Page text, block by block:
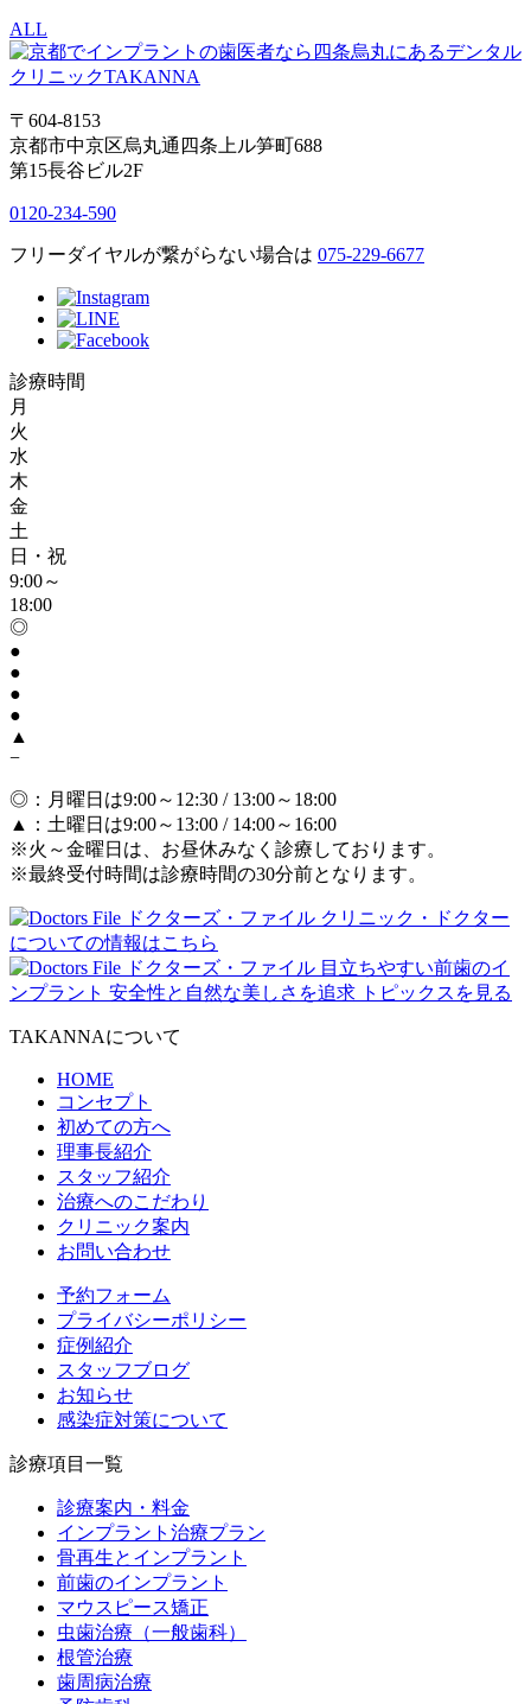
ALL
〒604-8153
京都市中京区烏丸通四条上ル笋町688
第15長谷ビル2F
0120-234-590
フリーダイヤルが繋がらない場合は 075-229-6677
診療時間
月
火
水
木
金
土
日・祝
9:00～
18:00
◎
●
●
●
●
▲
−
◎ ：月曜日は9:00～12:30 / 13:00～18:00
▲
：土曜日は9:00～13:00 / 14:00～16:00
※火～金曜日は、お昼休みなく診療しております。
※最終受付時間は診療時間の30分前となります。
TAKANNAについて
HOME
コンセプト
初めての方へ
理事長紹介
スタッフ紹介
治療へのこだわり
クリニック案内
お問い合わせ
予約フォーム
プライバシーポリシー
症例紹介
スタッフブログ
お知らせ
感染症対策について
診療項目一覧
診療案内・料金
インプラント治療プラン
骨再生とインプラント
前歯のインプラント
マウスピース矯正
虫歯治療（一般歯科）
根管治療
歯周病治療